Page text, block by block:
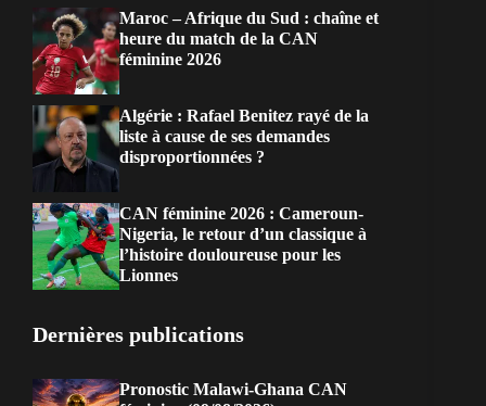
Maroc – Afrique du Sud : chaîne et
heure du match de la CAN
féminine 2026
Algérie : Rafael Benitez rayé de la
liste à cause de ses demandes
disproportionnées ?
CAN féminine 2026 : Cameroun-
Nigeria, le retour d’un classique à
l’histoire douloureuse pour les
Lionnes
Dernières publications
Pronostic Malawi-Ghana CAN